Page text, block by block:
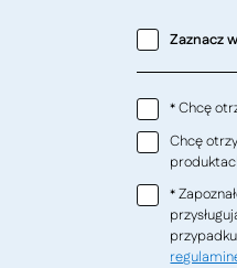
Zaznacz
* Chcę
Chcę
*